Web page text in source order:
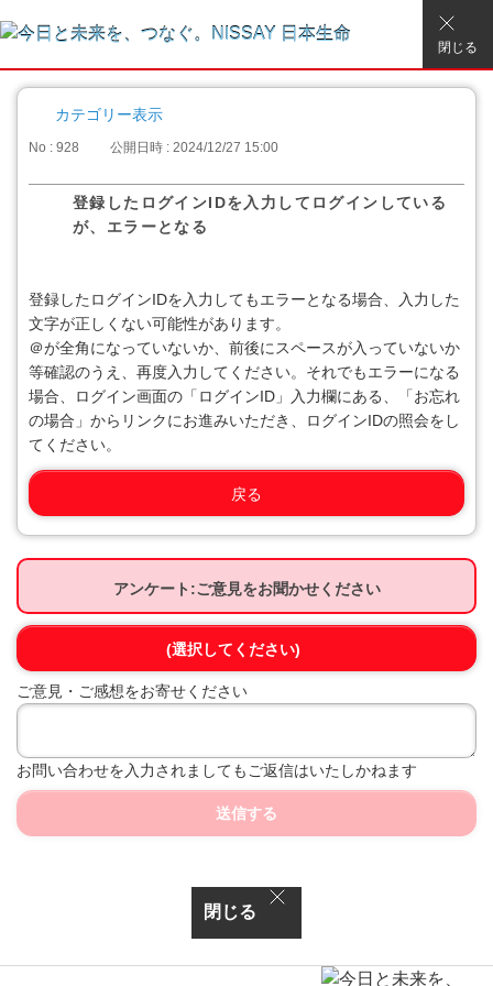
閉じる
カテゴリー表示
No : 928 公開日時 : 2024/12/27 15:00
登録したログインIDを入力してログインしている
が、エラーとなる
登録したログインIDを入力してもエラーとなる場合、入力した
文字が正しくない可能性があります。
＠が全角になっていないか、前後にスペースが入っていないか
等確認のうえ、再度入力してください。それでもエラーになる
場合、ログイン画面の「ログインID」入力欄にある、「お忘れ
の場合」からリンクにお進みいただき、ログインIDの照会をし
てください。
戻る
アンケート:ご意見をお聞かせください
(選択してください)
ご意見・ご感想をお寄せください
お問い合わせを入力されましてもご返信はいたしかねます
送信する
閉じる